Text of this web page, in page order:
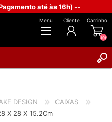
até às 16h) --
Menu Cliente Carrinho
(0)
DESIGN
CAIXAS
X 28 X 15.2Cm